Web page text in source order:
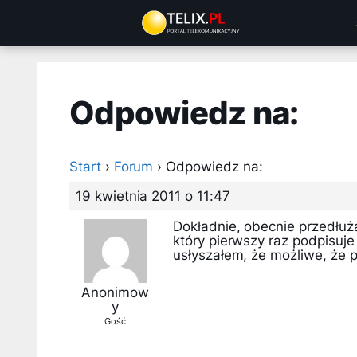
treści
Odpowiedz na:
Start › Forum › Odpowiedz na:
19 kwietnia 2011 o 11:47
Anonimow
y
Gość
Dokładnie, obecnie
który pierwszy raz
usłyszałem, że możliwe,